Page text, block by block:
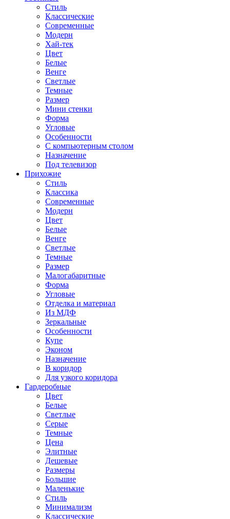
Стиль
Классические
Современные
Модерн
Хай-тек
Цвет
Белые
Венге
Светлые
Темные
Размер
Мини стенки
Форма
Угловые
Особенности
С компьютерным столом
Назначение
Под телевизор
Прихожие
Стиль
Классика
Современные
Модерн
Цвет
Белые
Венге
Светлые
Темные
Размер
Малогабаритные
Форма
Угловые
Отделка и материал
Из МДФ
Зеркальные
Особенности
Купе
Эконом
Назначение
В коридор
Для узкого коридора
Гардеробные
Цвет
Белые
Светлые
Серые
Темные
Цена
Элитные
Дешевые
Размеры
Большие
Маленькие
Стиль
Минимализм
Классические